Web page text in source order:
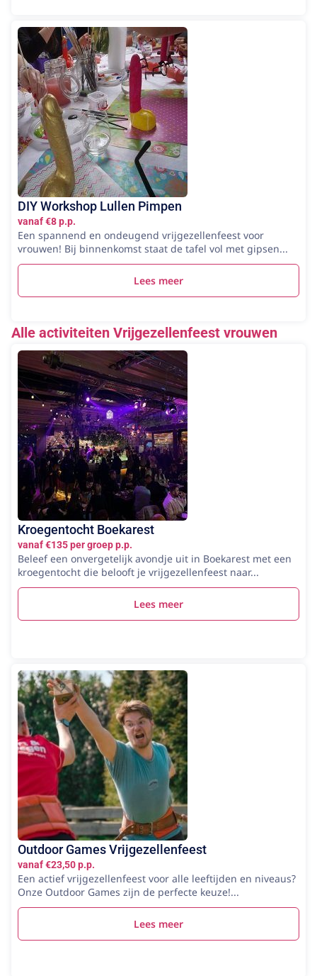
DIY Workshop Lullen Pimpen
vanaf €8 p.p.
Een spannend en ondeugend vrijgezellenfeest voor
vrouwen! Bij binnenkomst staat de tafel vol met gipsen...
Lees meer
Alle activiteiten Vrijgezellenfeest vrouwen
Kroegentocht Boekarest
vanaf €135 per groep p.p.
Beleef een onvergetelijk avondje uit in Boekarest met een
kroegentocht die belooft je vrijgezellenfeest naar...
Lees meer
Outdoor Games Vrijgezellenfeest
vanaf €23,50 p.p.
Een actief vrijgezellenfeest voor alle leeftijden en niveaus?
Onze Outdoor Games zijn de perfecte keuze!...
Lees meer